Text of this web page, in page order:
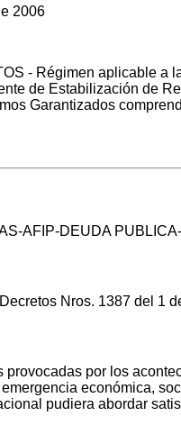
2006
- Régimen aplicable a
de Estabilización de
Garantizados
AFIP-DEUDA
Nros. 1387 del 1
provocadas por los
económica,
pudiera abordar